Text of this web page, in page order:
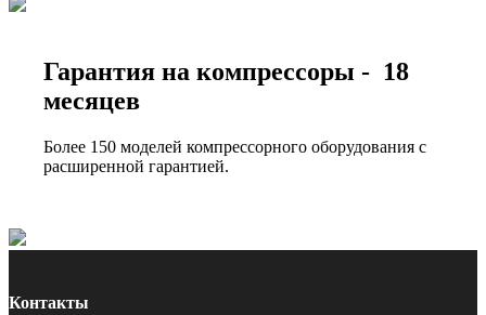
Гарантия на компрессоры - 18
месяцев
Более 150 моделей компрессорного оборудования с
расширенной гарантией.
Контакты